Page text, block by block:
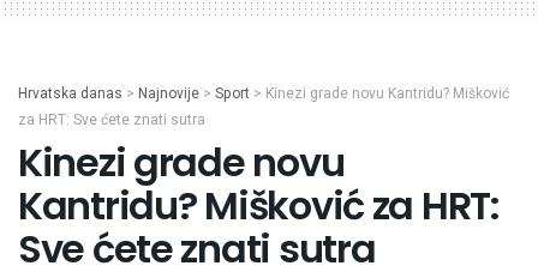
Hrvatska danas > Najnovije > Sport > Kinezi grade novu Kantridu? Mišković
za HRT: Sve ćete znati sutra
Kinezi grade novu
Kantridu? Mišković za HRT:
Sve ćete znati sutra